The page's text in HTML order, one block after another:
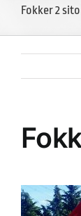
Fokker 2 sito